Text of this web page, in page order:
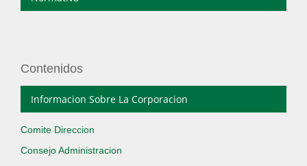
Contenidos
Informacion Sobre La Corporacion
Comite Direccion
Consejo Administracion